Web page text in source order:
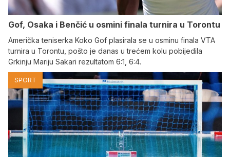
Gof, Osaka i Benčić u osmini finala turnira u Torontu
Američka teniserka Koko Gof plasirala se u osminu finala VTA
turnira u Torontu, pošto je danas u trećem kolu pobijedila
Grkinju Mariju Sakari rezultatom 6:1, 6:4.
SPORT